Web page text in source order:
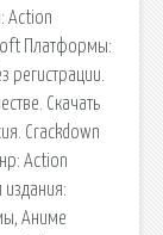
Action
Платформы:
регистрации.
Скачать
Crackdown
Action
Аниме